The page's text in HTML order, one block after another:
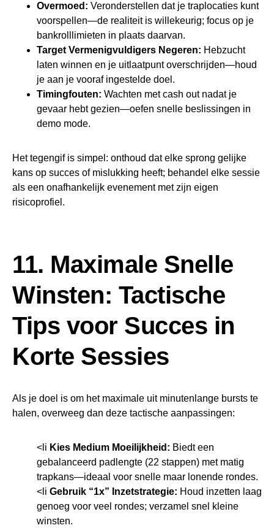
Overmoed: Veronderstellen dat je traplocaties kunt
voorspellen—de realiteit is willekeurig; focus op je
bankrolllimieten in plaats daarvan.
Target Vermenigvuldigers Negeren: Hebzucht
laten winnen en je uitlaatpunt overschrijden—houd
je aan je vooraf ingestelde doel.
Timingfouten: Wachten met cash out nadat je
gevaar hebt gezien—oefen snelle beslissingen in
demo mode.
Het tegengif is simpel: onthoud dat elke sprong gelijke
kans op succes of mislukking heeft; behandel elke sessie
als een onafhankelijk evenement met zijn eigen
risicoprofiel.
11. Maximale Snelle
Winsten: Tactische
Tips voor Succes in
Korte Sessies
Als je doel is om het maximale uit minutenlange bursts te
halen, overweeg dan deze tactische aanpassingen:
<li Kies Medium Moeilijkheid: Biedt een
gebalanceerd padlengte (22 stappen) met matig
trapkans—ideaal voor snelle maar lonende rondes.
<li Gebruik “1x” Inzetstrategie: Houd inzetten laag
genoeg voor veel rondes; verzamel snel kleine
winsten.